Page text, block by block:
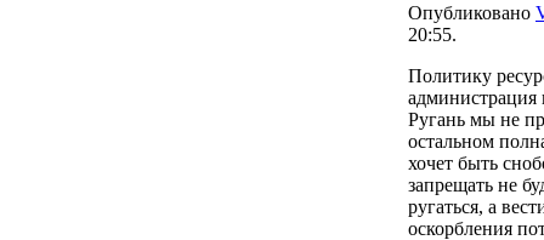
Опубликовано
20:55.
Политику
администрация
Ругань мы не
остальном
хочет быть
запрещать не
ругаться, а
оскорбления